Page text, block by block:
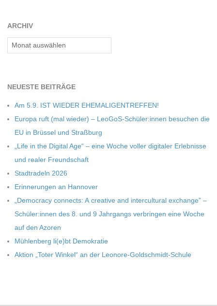
ARCHIV
Archiv
NEU­ESTE BEITRÄGE
Am 5.9. IST WIEDER EHEMALIGENTREFFEN!
Europa ruft (mal wie­der) – LeoGoS-Schüler:innen besu­chen die
EU in Brüs­sel und Straßburg
„Life in the Digi­tal Age“ – eine Woche vol­ler digi­ta­ler Erleb­nisse
und rea­ler Freundschaft
Stadt­ra­deln 2026
Erin­ne­run­gen an Hannover
„Demo­cracy con­nects: A crea­tive and inter­cul­tu­ral exch­ange” –
Schüler:innen des 8. und 9 Jahr­gangs ver­brin­gen eine Woche
auf den Azoren
Müh­len­berg li(e)bt Demokratie
Aktion „Toter Win­kel“ an der Leonore-Goldschmidt-Schule